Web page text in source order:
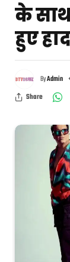
के
हुए
ByAdmin
Share